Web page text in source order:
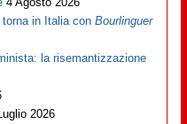
torna in Italia conBourlinguer
la risemantizzazione
2026